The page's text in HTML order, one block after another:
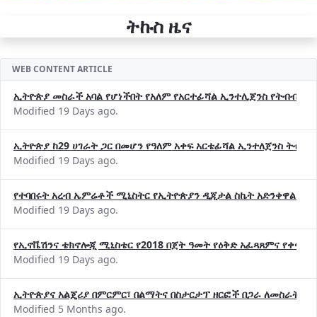
ትኩስ ዜና
WEB CONTENT ARTICLE
ኢትዮጵያ መስራች አባል የሆነችበት የአለም የአርተፊሻል ኢንተሊጀንስ የትብብር
Modified 19 Days ago.
ኢትዮጵያ ከ29 ሀገራት ጋር በመሆን የዓለም አቀፍ አርቴፊሻል ኢንተለጀንስ
Modified 19 Days ago.
የተባበሩት አረብ ኤምሬቶች ሚኒስትር የኢትዮጵያን ዲጂታል ስኬት አድንቀዋል
Modified 19 Days ago.
የኢኖቬሽንና ቴክኖሎጂ ሚኒስቴር የ2018 በጀት ዓመት የዕቅድ አፈጻጸምና
Modified 19 Days ago.
ኢትዮጵያና አልጄሪያ በምርምር፣ በልማትና በስታርታፕ ዘርፎች በጋራ ለመስራት
Modified 5 Months ago.